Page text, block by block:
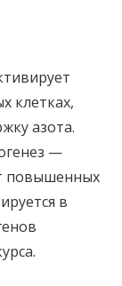
клетках,
азота.
—
повышенных
в